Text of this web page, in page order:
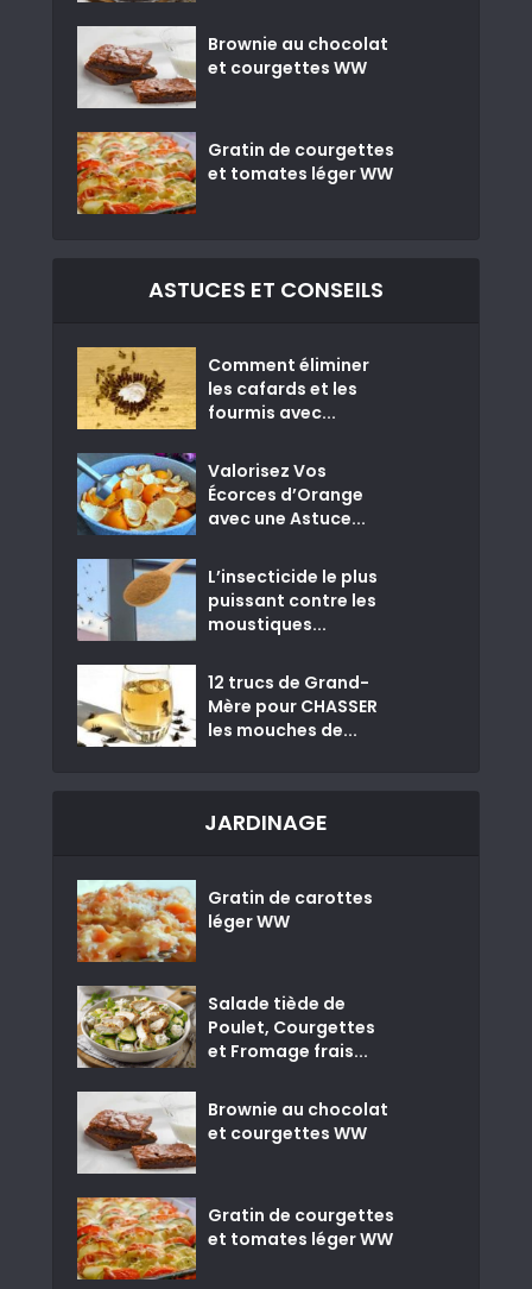
Brownie au chocolat
et courgettes WW
Gratin de courgettes
et tomates léger WW
ASTUCES ET CONSEILS
Comment éliminer
les cafards et les
fourmis avec...
Valorisez Vos
Écorces d’Orange
avec une Astuce...
L’insecticide le plus
puissant contre les
moustiques...
12 trucs de Grand-
Mère pour CHASSER
les mouches de...
JARDINAGE
Gratin de carottes
léger WW
Salade tiède de
Poulet, Courgettes
et Fromage frais...
Brownie au chocolat
et courgettes WW
Gratin de courgettes
et tomates léger WW